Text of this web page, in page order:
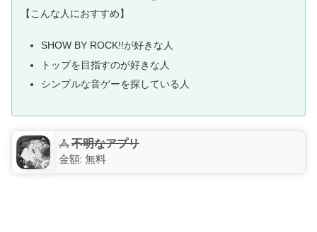
【こんな人におすすめ】
SHOW BY ROCK!!が好きな人
トップを目指すのが好きな人
シンプルな音ゲーを探している人
不明なアプリ
金額: 無料